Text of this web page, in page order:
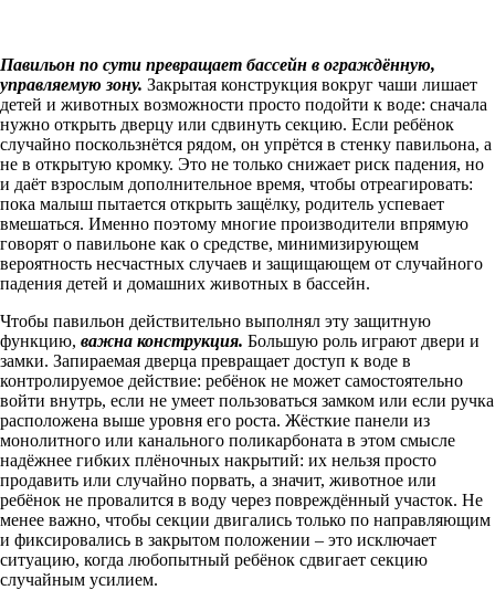
Павильон по сути превращает бассейн в ограждённую,
управляемую зону. Закрытая конструкция вокруг чаши лишает
детей и животных возможности просто подойти к воде: сначала
нужно открыть дверцу или сдвинуть секцию. Если ребёнок
случайно поскользнётся рядом, он упрётся в стенку павильона, а
не в открытую кромку. Это не только снижает риск падения, но
и даёт взрослым дополнительное время, чтобы отреагировать:
пока малыш пытается открыть защёлку, родитель успевает
вмешаться. Именно поэтому многие производители впрямую
говорят о павильоне как о средстве, минимизирующем
вероятность несчастных случаев и защищающем от случайного
падения детей и домашних животных в бассейн.
Чтобы павильон действительно выполнял эту защитную
функцию, важна конструкция. Большую роль играют двери и
замки. Запираемая дверца превращает доступ к воде в
контролируемое действие: ребёнок не может самостоятельно
войти внутрь, если не умеет пользоваться замком или если ручка
расположена выше уровня его роста. Жёсткие панели из
монолитного или канального поликарбоната в этом смысле
надёжнее гибких плёночных накрытий: их нельзя просто
продавить или случайно порвать, а значит, животное или
ребёнок не провалится в воду через повреждённый участок. Не
менее важно, чтобы секции двигались только по направляющим
и фиксировались в закрытом положении – это исключает
ситуацию, когда любопытный ребёнок сдвигает секцию
случайным усилием.